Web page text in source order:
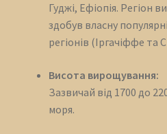
Гуджі, Ефіопія. Регіон
здобув власну
регіонів (Іргачіффе та
Висота вирощування:
Зазвичай від 1700 до
моря.